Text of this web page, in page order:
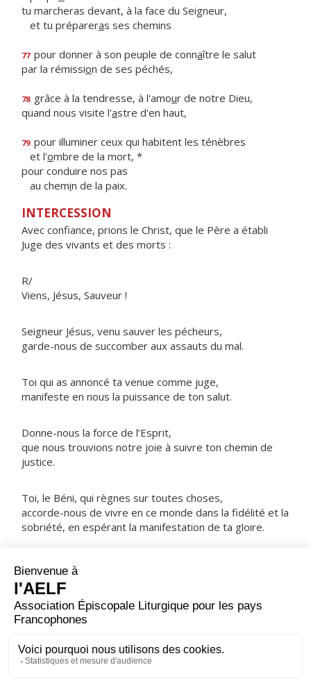
tu marcheras devant, à la face du Seigneur,
et tu prépareras ses chemins
77 pour donner à son peuple de connaître le salut
par la rémission de ses péchés,
78 grâce à la tendresse, à l'amour de notre Dieu,
quand nous visite l'astre d'en haut,
79 pour illuminer ceux qui habitent les ténèbres
et l'ombre de la mort, *
pour conduire nos pas
au chemin de la paix.
INTERCESSION
Avec confiance, prions le Christ, que le Père a établi
Juge des vivants et des morts :
R/
Viens, Jésus, Sauveur !
Seigneur Jésus, venu sauver les pécheurs,
garde-nous de succomber aux assauts du mal.
Toi qui as annoncé ta venue comme juge,
manifeste en nous la puissance de ton salut.
Donne-nous la force de l’Esprit,
que nous trouvions notre joie à suivre ton chemin de
justice.
Toi, le Béni, qui règnes sur toutes choses,
accorde-nous de vivre en ce monde dans la fidélité et la
sobriété, en espérant la manifestation de ta gloire.
NOTRE PÈRE
ORAISON
Tu le vois, Seigneur, ton peuple se prépare à célébrer la
si grand mystère, pour que nous fêtions notre salut
avec un cœur vraiment nouveau.